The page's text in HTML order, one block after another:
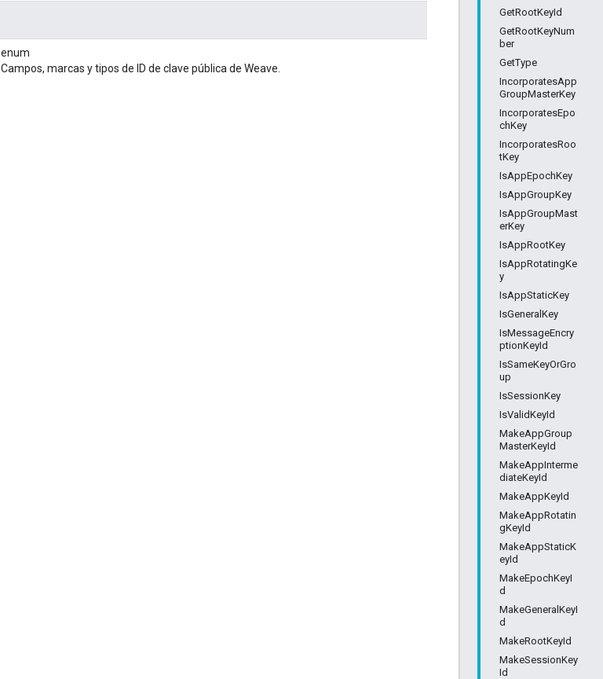
GetRootKeyId
GetRootKeyNum
ber
GetType
IncorporatesApp
GroupMasterKey
IncorporatesEpo
chKey
IncorporatesRoo
tKey
IsAppEpochKey
IsAppGroupKey
IsAppGroupMast
erKey
IsAppRootKey
IsAppRotatingKe
y
IsAppStaticKey
IsGeneralKey
IsMessageEncry
ptionKeyId
IsSameKeyOrGro
up
IsSessionKey
IsValidKeyId
MakeAppGroup
MasterKeyId
MakeAppInterme
diateKeyId
MakeAppKeyId
MakeAppRotatin
gKeyId
MakeAppStaticK
eyId
MakeEpochKeyI
d
MakeGeneralKeyI
d
MakeRootKeyId
MakeSessionKey
Id
enum
Campos, marcas y tipos de ID de clave pública de Weave.